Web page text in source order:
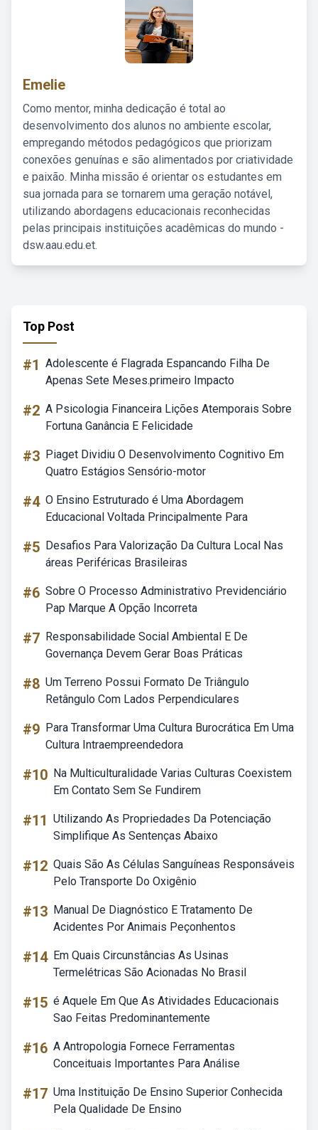
Emelie
Como mentor, minha dedicação é total ao
desenvolvimento dos alunos no ambiente escolar,
empregando métodos pedagógicos que priorizam
conexões genuínas e são alimentados por criatividade
e paixão. Minha missão é orientar os estudantes em
sua jornada para se tornarem uma geração notável,
utilizando abordagens educacionais reconhecidas
pelas principais instituições acadêmicas do mundo -
dsw.aau.edu.et.
Top Post
#1 Adolescente é Flagrada Espancando Filha De
Apenas Sete Meses.primeiro Impacto
#2 A Psicologia Financeira Lições Atemporais Sobre
Fortuna Ganância E Felicidade
#3 Piaget Dividiu O Desenvolvimento Cognitivo Em
Quatro Estágios Sensório-motor
#4 O Ensino Estruturado é Uma Abordagem
Educacional Voltada Principalmente Para
#5 Desafios Para Valorização Da Cultura Local Nas
áreas Periféricas Brasileiras
#6 Sobre O Processo Administrativo Previdenciário
Pap Marque A Opção Incorreta
#7 Responsabilidade Social Ambiental E De
Governança Devem Gerar Boas Práticas
#8 Um Terreno Possui Formato De Triângulo
Retângulo Com Lados Perpendiculares
#9 Para Transformar Uma Cultura Burocrática Em Uma
Cultura Intraempreendedora
#10 Na Multiculturalidade Varias Culturas Coexistem
Em Contato Sem Se Fundirem
#11 Utilizando As Propriedades Da Potenciação
Simplifique As Sentenças Abaixo
#12 Quais São As Células Sanguíneas Responsáveis
Pelo Transporte Do Oxigênio
#13 Manual De Diagnóstico E Tratamento De
Acidentes Por Animais Peçonhentos
#14 Em Quais Circunstâncias As Usinas
Termelétricas São Acionadas No Brasil
#15 é Aquele Em Que As Atividades Educacionais
Sao Feitas Predominantemente
#16 A Antropologia Fornece Ferramentas
Conceituais Importantes Para Análise
#17 Uma Instituição De Ensino Superior Conhecida
Pela Qualidade De Ensino